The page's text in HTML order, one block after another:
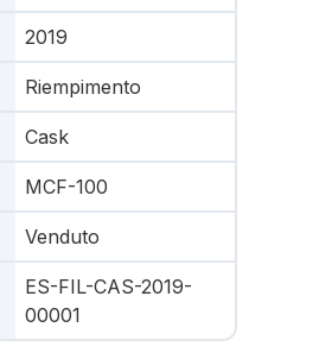
2019
Riempimento
Cask
MCF-100
Venduto
ES-FIL-CAS-2019-
00001